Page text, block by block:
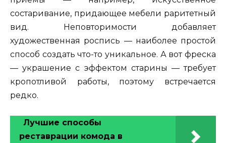
состаривание, придающее мебели раритетный
вид. Неповторимости добавляет
художественная роспись — наиболее простой
способ создать что-то уникальное. А вот фреска
— украшение с эффектом старины — требует
кропотливой работы, поэтому встречается
редко.
Лучшие способы
реставрации комода в